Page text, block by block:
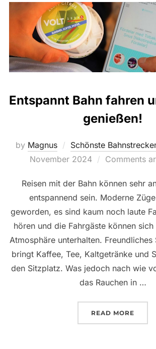
Entspannt Bahn fahren
genießen!
by Magnus Schönste
November 2024
Comments
Reisen mit der Bahn können sehr
entspannend sein. Moderne
geworden, es sind kaum noch laute
hören und die Fahrgäste können
Atmosphäre unterhalten. Freundliches
bringt Kaffee, Tee, Kaltgetränke und
den Sitzplatz. Was jedoch nach wie
das Rauchen in …
READ MORE